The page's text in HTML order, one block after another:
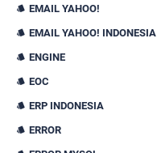
EMAIL YAHOO!
EMAIL YAHOO! INDONESIA
ENGINE
EOC
ERP INDONESIA
ERROR